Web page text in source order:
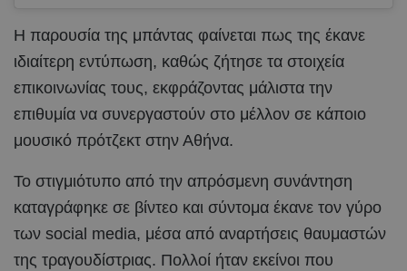
Η παρουσία της μπάντας φαίνεται πως της έκανε
ιδιαίτερη εντύπωση, καθώς ζήτησε τα στοιχεία
επικοινωνίας τους, εκφράζοντας μάλιστα την
επιθυμία να συνεργαστούν στο μέλλον σε κάποιο
μουσικό πρότζεκτ στην Αθήνα.
Το στιγμιότυπο από την απρόσμενη συνάντηση
καταγράφηκε σε βίντεο και σύντομα έκανε τον γύρο
των social media, μέσα από αναρτήσεις θαυμαστών
της τραγουδίστριας. Πολλοί ήταν εκείνοι που